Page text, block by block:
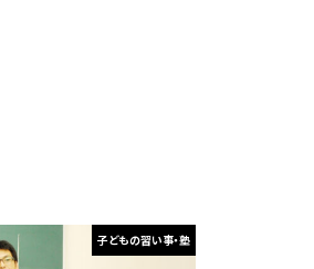
子どもの習い事・塾